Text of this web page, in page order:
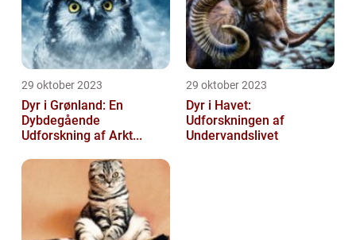
29 oktober 2023
Dyr i Grønland: En
Dybdegående
Udforskning af Arkt...
29 oktober 2023
Dyr i Havet:
Udforskningen af
Undervandslivet